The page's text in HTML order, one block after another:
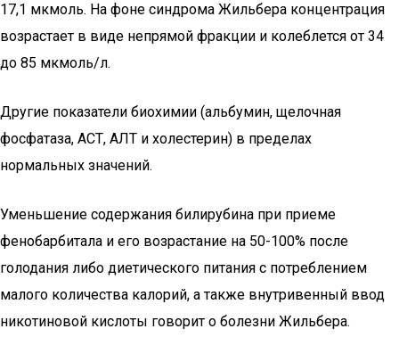
17,1 мкмоль. На фоне синдрома Жильбера концентрация
возрастает в виде непрямой фракции и колеблется от 34
до 85 мкмоль/л.
Другие показатели биохимии (альбумин, щелочная
фосфатаза, АСТ, АЛТ и холестерин) в пределах
нормальных значений.
Уменьшение содержания билирубина при приеме
фенобарбитала и его возрастание на 50-100% после
голодания либо диетического питания с потреблением
малого количества калорий, а также внутривенный ввод
никотиновой кислоты говорит о болезни Жильбера.